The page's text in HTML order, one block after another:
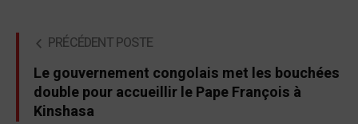
PRÉCÉDENT POSTE
Le gouvernement congolais met les bouchées
double pour accueillir le Pape François à
Kinshasa